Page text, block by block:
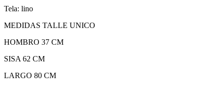
Tela: lino
MEDIDAS TALLE UNICO
HOMBRO 37 CM
SISA 62 CM
LARGO 80 CM